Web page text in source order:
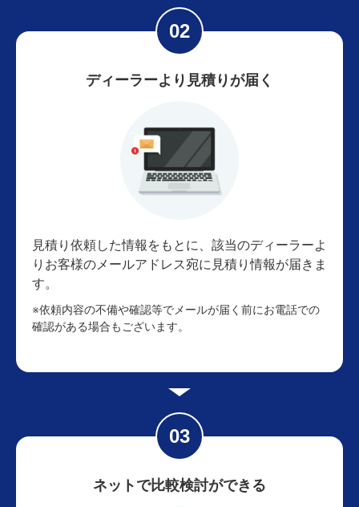
ディーラーより見積りが届く
見積り依頼した情報をもとに、該当のディーラーよ
りお客様のメールアドレス宛に見積り情報が届きま
す。
※依頼内容の不備や確認等でメールが届く前にお電話での
確認がある場合もございます。
ネットで比較検討ができる